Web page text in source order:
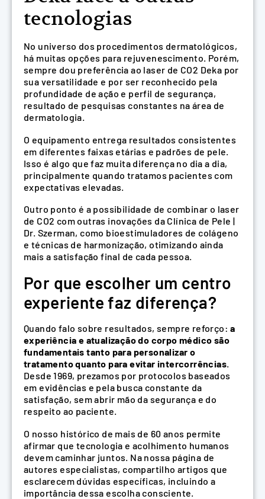
tecnologias
No universo dos procedimentos dermatológicos,
há muitas opções para rejuvenescimento. Porém,
sempre dou preferência ao laser de CO2 Deka por
sua versatilidade e por ser reconhecido pela
profundidade de ação e perfil de segurança,
resultado de pesquisas constantes na área de
dermatologia.
O equipamento entrega resultados consistentes
em diferentes faixas etárias e padrões de pele.
Isso é algo que faz muita diferença no dia a dia,
principalmente quando tratamos pacientes com
expectativas elevadas.
Outro ponto é a possibilidade de combinar o laser
de CO2 com outras inovações da Clínica de Pele |
Dr. Szerman, como bioestimuladores de colágeno
e técnicas de harmonização, otimizando ainda
mais a satisfação final de cada pessoa.
Por que escolher um centro
experiente faz diferença?
Quando falo sobre resultados, sempre reforço:a
experiência e atualização do corpo médico são
fundamentais tanto para personalizar o
tratamento quanto para evitar intercorrências.
Desde 1969, prezamos por protocolos baseados
em evidências e pela busca constante da
satisfação, sem abrir mão da segurança e do
respeito ao paciente.
O nosso histórico de mais de 60 anos permite
afirmar que tecnologia e acolhimento humanos
devem caminhar juntos. Na nossa página de
autores especialistas, compartilho artigos que
esclarecem dúvidas específicas, incluindo a
importância dessa escolha consciente.